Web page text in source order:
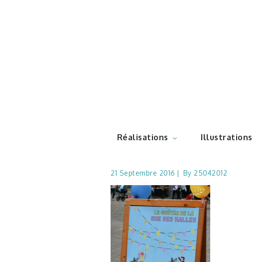
Réalisations Illustrations
21 Septembre 2016 By 25042012